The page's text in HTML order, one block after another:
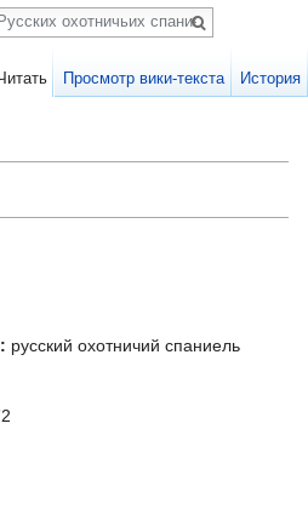
русский охотничий спаниель
Просмотр вики-текста История